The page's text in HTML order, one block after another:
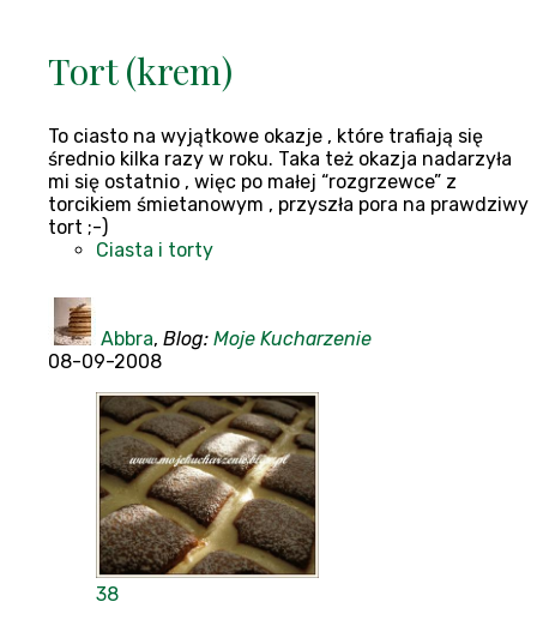
Tort (krem)
To ciasto na wyjątkowe okazje , które trafiają się
średnio kilka razy w roku. Taka też okazja nadarzyła
mi się ostatnio , więc po małej “rozgrzewce” z
torcikiem śmietanowym , przyszła pora na prawdziwy
tort ;-)
Ciasta i torty
Abbra, Blog: Moje Kucharzenie
08-09-2008
38